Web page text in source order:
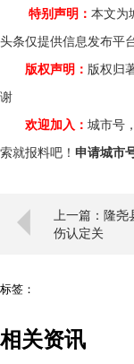
特别声明： 本文为
头条仅提供信息发布平台
版权声明： 版权归
谢
欢迎加入： 城市号
索就报料吧！ 申请城市
上一篇：隆尧
伤认定关
标签：
相关资讯